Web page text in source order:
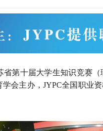
第十届大学生知识竞赛
会主办，JYPC全国职业